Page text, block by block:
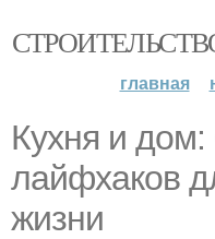
главная
Кухня и
лайфхаков
жизни